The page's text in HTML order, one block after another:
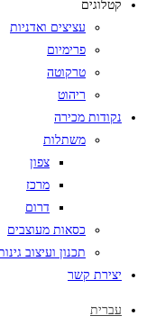
קטלוגים
עציצים ואדניות
פרימיום
טרקוטה
ריהוט
נקודות מכירה
משתלות
צפון
מרכז
דרום
כסאות מעוצבים
תכנון ועיצוב
יצירת קשר
עברית